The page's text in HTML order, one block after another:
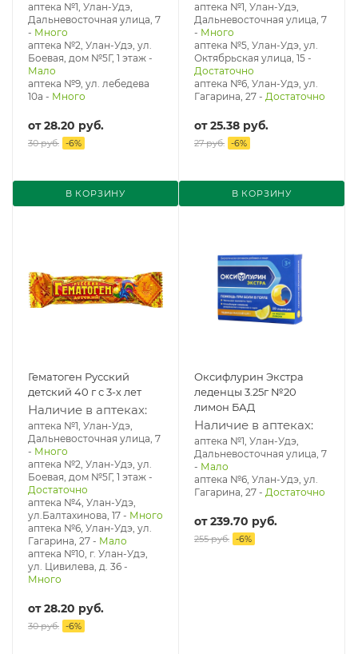
аптека №1, Улан-Удэ,
Дальневосточная улица, 7
- Много
аптека №2, Улан-Удэ, ул.
Боевая, дом №5Г, 1 этаж -
Мало
аптека №9, ул. лебедева
10а - Много
от28.20 руб.
30 руб. -6%
В КОРЗИНУ
аптека №1, Улан-Удэ,
Дальневосточная улица, 7
- Много
аптека №5, Улан-Удэ, ул. ​
Октябрьская улица, 15 -
Достаточно
аптека №6, Улан-Удэ, ул.
Гагарина, 27 - Достаточно
от25.38 руб.
27 руб. -6%
В КОРЗИНУ
Гематоген Русский
детский 40 г с 3-х лет
Наличие в аптеках:
аптека №1, Улан-Удэ,
Дальневосточная улица, 7
- Много
аптека №2, Улан-Удэ, ул.
Боевая, дом №5Г, 1 этаж -
Достаточно
аптека №4, Улан-Удэ,
ул.Балтахинова, 17 - Много
аптека №6, Улан-Удэ, ул.
Гагарина, 27 - Мало
аптека №10, г. Улан-Удэ,
ул. Цивилева, д. 36 -
Много
от28.20 руб.
30 руб. -6%
Оксифлурин Экстра
леденцы 3.25г №20
лимон БАД
Наличие в аптеках:
аптека №1, Улан-Удэ,
Дальневосточная улица, 7
- Мало
аптека №6, Улан-Удэ, ул.
Гагарина, 27 - Достаточно
от239.70 руб.
255 руб. -6%